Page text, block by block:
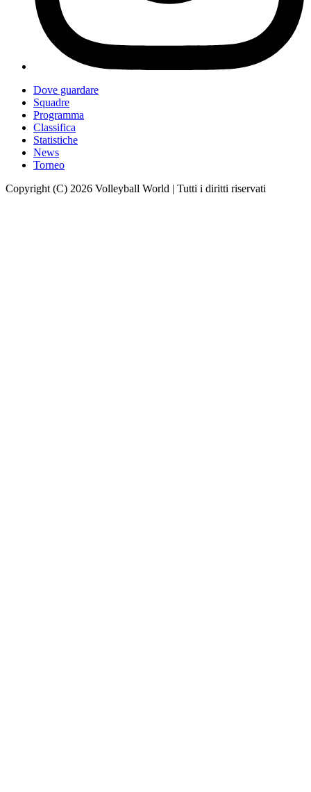
Dove guardare
Squadre
Programma
Classifica
Statistiche
News
Torneo
Copyright (C) 2026 Volleyball World | Tutti i diritti riservati